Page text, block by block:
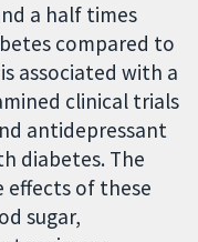
a half times
compared to
associated with a
clinical trials
antidepressant
diabetes. The
effects of these
sugar,